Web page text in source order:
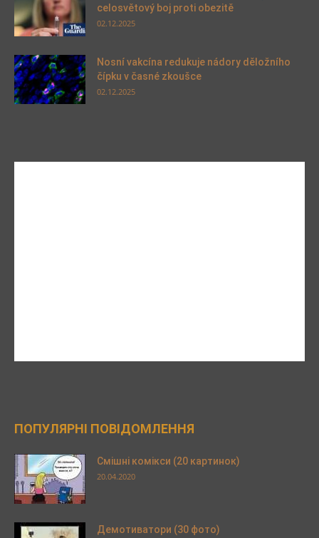
celosvětový boj proti obezitě
02.12.2025
Nosní vakcína redukuje nádory děložního
čípku v časné zkoušce
02.12.2025
ПОПУЛЯРНІ ПОВІДОМЛЕННЯ
Смішні комікси (20 картинок)
20.04.2020
Демотиватори (30 фото)